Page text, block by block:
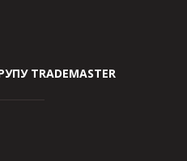
TRADEMASTER